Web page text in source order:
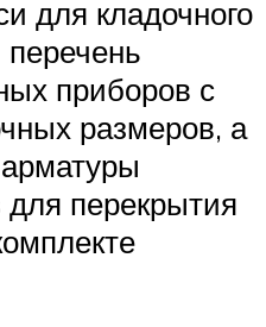
для кладочного
приборов с
размеров, а
для перекрытия